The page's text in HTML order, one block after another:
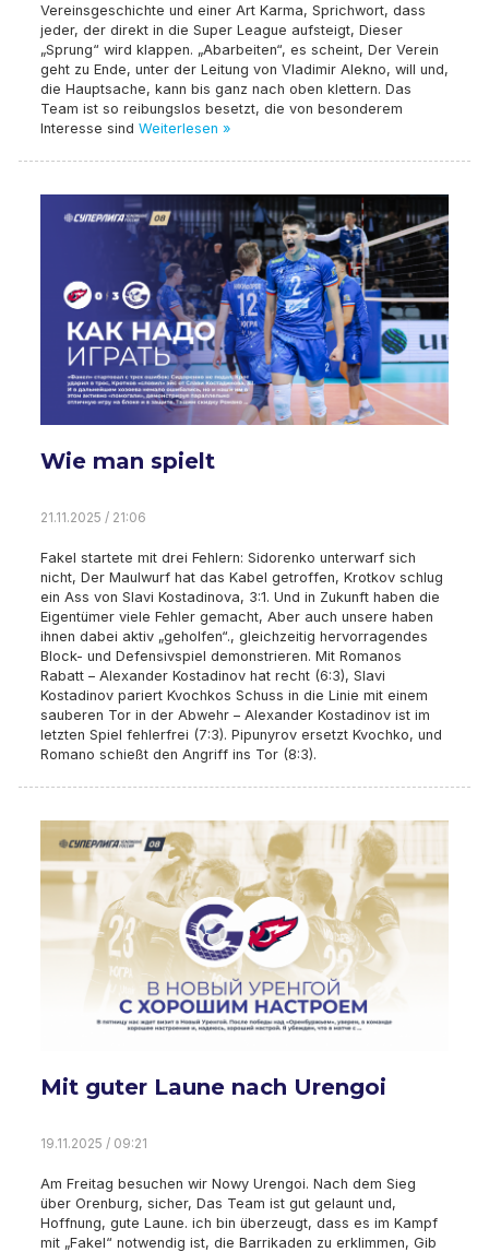
Vereinsgeschichte und einer Art Karma, Sprichwort, dass
jeder, der direkt in die Super League aufsteigt, Dieser
„Sprung“ wird klappen. „Abarbeiten“, es scheint, Der Verein
geht zu Ende, unter der Leitung von Vladimir Alekno, will und,
die Hauptsache, kann bis ganz nach oben klettern. Das
Team ist so reibungslos besetzt, die von besonderem
Interesse sind Weiterlesen »
Wie man spielt
21.11.2025 / 21:06
Fakel startete mit drei Fehlern: Sidorenko unterwarf sich
nicht, Der Maulwurf hat das Kabel getroffen, Krotkov schlug
ein Ass von Slavi Kostadinova, 3:1. Und in Zukunft haben die
Eigentümer viele Fehler gemacht, Aber auch unsere haben
ihnen dabei aktiv „geholfen“., gleichzeitig hervorragendes
Block- und Defensivspiel demonstrieren. Mit Romanos
Rabatt – Alexander Kostadinov hat recht (6:3), Slavi
Kostadinov pariert Kvochkos Schuss in die Linie mit einem
sauberen Tor in der Abwehr – Alexander Kostadinov ist im
letzten Spiel fehlerfrei (7:3). Pipunyrov ersetzt Kvochko, und
Romano schießt den Angriff ins Tor (8:3).
Mit guter Laune nach Urengoi
19.11.2025 / 09:21
Am Freitag besuchen wir Nowy Urengoi. Nach dem Sieg
über Orenburg, sicher, Das Team ist gut gelaunt und,
Hoffnung, gute Laune. ich bin überzeugt, dass es im Kampf
mit „Fakel“ notwendig ist, die Barrikaden zu erklimmen, Gib